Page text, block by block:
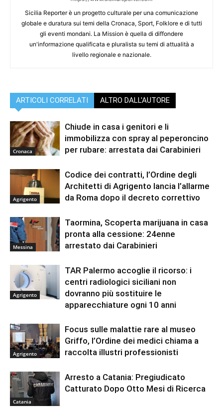
Sicilia Reporter è un progetto culturale per una comunicazione
globale e duratura sui temi della Cronaca, Sport, Folklore e di tutti
gli eventi mondani. La Mission è quella di diffondere
un'informazione qualificata e pluralista su temi di attualità a
livello regionale e nazionale.
ARTICOLI CORRELATI ALTRO DALL'AUTORE
Cronaca
Chiude in casa i genitori e li
immobilizza con spray al peperoncino
per rubare: arrestata dai Carabinieri
Agrigento
Codice dei contratti, l’Ordine degli
Architetti di Agrigento lancia l’allarme
da Roma dopo il decreto correttivo
Messina
Taormina, Scoperta marijuana in casa
pronta alla cessione: 24enne
arrestato dai Carabinieri
Agrigento
TAR Palermo accoglie il ricorso: i
centri radiologici siciliani non
dovranno più sostituire le
apparecchiature ogni 10 anni
Agrigento
Focus sulle malattie rare al museo
Griffo, l’Ordine dei medici chiama a
raccolta illustri professionisti
Catania
Arresto a Catania: Pregiudicato
Catturato Dopo Otto Mesi di Ricerca